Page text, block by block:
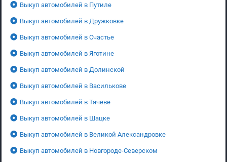
Выкуп автомобилей в Путиле
Выкуп автомобилей в Дружковке
Выкуп автомобилей в Счастье
Выкуп автомобилей в Яготине
Выкуп автомобилей в Долинской
Выкуп автомобилей в Василькове
Выкуп автомобилей в Тячеве
Выкуп автомобилей в Шацке
Выкуп автомобилей в Великой Александровке
Выкуп автомобилей в Новгороде-Северском